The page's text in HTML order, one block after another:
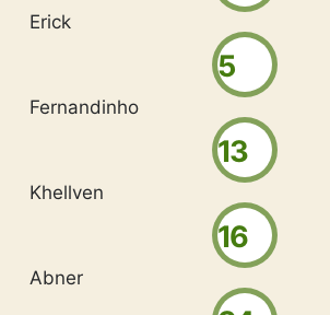
Erick
5
Fernandinho
13
Khellven
16
Abner